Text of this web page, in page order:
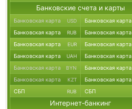
Банковские счета и карты
Банковская карта USD Банковская карта
Банковская карта RUB Банковская карта
Банковская карта EUR Банковская карта
Банковская карта UAH Банковская карта
Банковская карта BYN Банковская карта
Банковская карта KZT Банковская карта
СБП RUB СБП
Интернет-банкинг